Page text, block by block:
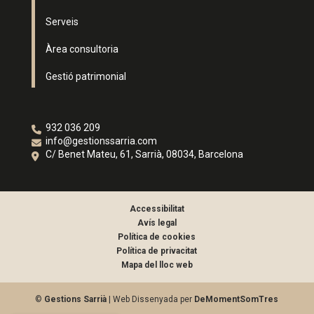
Serveis
Àrea consultoria
Gestió patrimonial
932 036 209
info@gestionssarria.com
C/ Benet Mateu, 61, Sarrià, 08034, Barcelona
Accessibilitat
Avís legal
Política de cookies
Política de privacitat
Mapa del lloc web
© Gestions Sarrià | Web Dissenyada per DeMomentSomTres